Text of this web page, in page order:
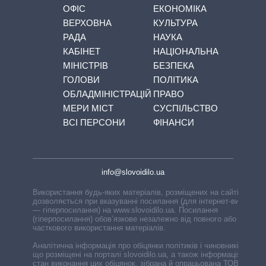
ОФІС
ВЕРХОВНА
РАДА
КАБІНЕТ
МІНІСТРІВ
ГОЛОВИ
ОБЛАДМІНІСТРАЦІЙ
МЕРИ МІСТ
ВСІ ПЕРСОНИ
ЕКОНОМІКА
КУЛЬТУРА
НАУКА
НАЦІОНАЛЬНА
БЕЗПЕКА
ПОЛІТИКА
ПРАВО
СУСПІЛЬСТВО
ФІНАНСИ
info@slovoidilo.ua
Використання будь-яких матеріалів, розміщених на сайті,
дозволяється при вказуванні посилання (для інтернет-видань
— гіперпосилання) на www.slovoidilo.ua. Посилання
(гіперпосилання) обов’язкове незалежно від повного або
часткового використання матеріалів.
Аналітична інформація про обіцянки політиків і чиновників,
що розміщені на порталі slovoidilo.ua, а також інформація про
стан виконання цих обіцянок, зібрана й опрацьована ТОВ «ІА